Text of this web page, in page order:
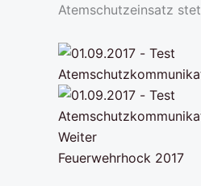
Atemschutzeinsatz
Weiter
Feuerwehrhock 2017